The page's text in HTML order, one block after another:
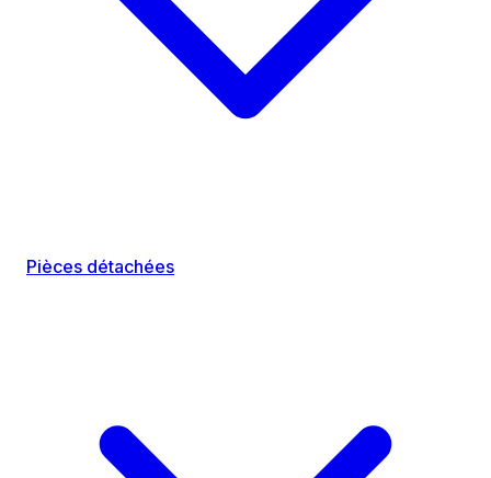
Pièces détachées